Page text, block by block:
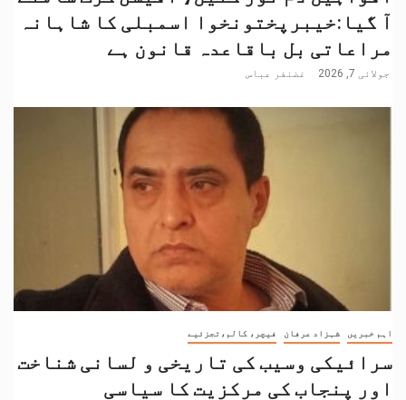
آ گیا:خیبرپختونخوا اسمبلی کا شاہانہ
مراعاتی بل باقاعدہ قانون ہے
جولائی 7, 2026 غضنفر عباس
اہم خبریں شہزاد عرفان فیچر، کالم،تجزئیے
سرائیکی وسیب کی تاریخی و لسانی شناخت
اور پنجاب کی مرکزیت کا سیاسی